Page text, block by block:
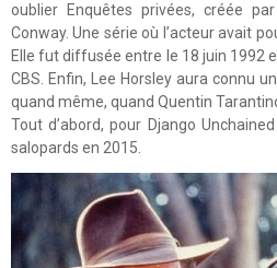
oublier Enquêtes privées, créée
Conway. Une série où l’acteur avait
Elle fut diffusée entre le 18 juin 1992
CBS. Enfin, Lee Horsley aura connu
quand même, quand Quentin
Tout d’abord, pour Django
salopards en 2015.